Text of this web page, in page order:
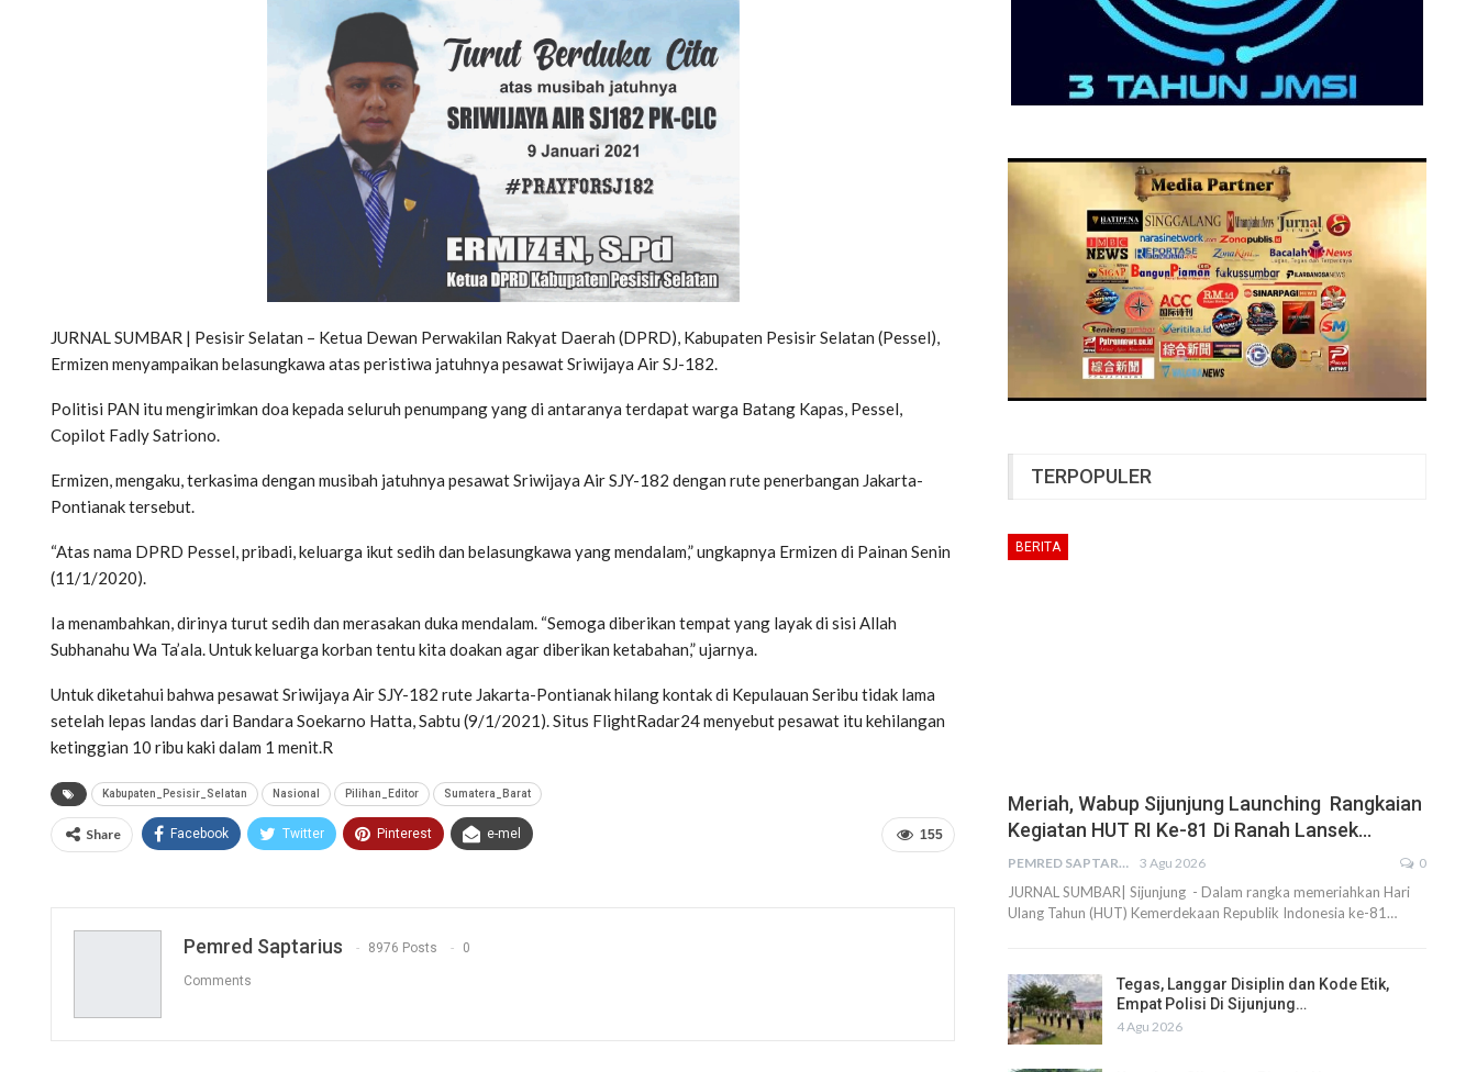
JURNAL SUMBAR | Pesisir Selatan – Ketua Dewan Perwakilan Rakyat Daerah (DPRD), Kabupaten Pesisir Selatan (Pessel),
Ermizen menyampaikan belasungkawa atas peristiwa jatuhnya pesawat Sriwijaya Air SJ-182.
Politisi PAN itu mengirimkan doa kepada seluruh penumpang yang di antaranya terdapat warga Batang Kapas, Pessel,
Copilot Fadly Satriono.
Ermizen, mengaku, terkasima dengan musibah jatuhnya pesawat Sriwijaya Air SJY-182 dengan rute penerbangan Jakarta-
Pontianak tersebut.
“Atas nama DPRD Pessel, pribadi, keluarga ikut sedih dan belasungkawa yang mendalam,” ungkapnya Ermizen di Painan Senin
(11/1/2020).
Ia menambahkan, dirinya turut sedih dan merasakan duka mendalam. “Semoga diberikan tempat yang layak di sisi Allah
Subhanahu Wa Ta’ala. Untuk keluarga korban tentu kita doakan agar diberikan ketabahan,” ujarnya.
Untuk diketahui bahwa pesawat Sriwijaya Air SJY-182 rute Jakarta-Pontianak hilang kontak di Kepulauan Seribu tidak lama
setelah lepas landas dari Bandara Soekarno Hatta, Sabtu (9/1/2021). Situs FlightRadar24 menyebut pesawat itu kehilangan
ketinggian 10 ribu kaki dalam 1 menit.R
Kabupaten_Pesisir_Selatan Nasional Pilihan_Editor Sumatera_Barat
155
Share Facebook Twitter Pinterest e-mel
Pemred Saptarius 8976 Posts 0
Comments
TERPOPULER
BERITA
Meriah, Wabup Sijunjung Launching Rangkaian
Kegiatan HUT RI Ke-81 Di Ranah Lansek…
PEMRED SAPTARIUS 3 Agu 2026 0
JURNAL SUMBAR| Sijunjung - Dalam rangka memeriahkan Hari
Ulang Tahun (HUT) Kemerdekaan Republik Indonesia ke-81…
Tegas, Langgar Disiplin dan Kode Etik,
Empat Polisi Di Sijunjung…
4 Agu 2026